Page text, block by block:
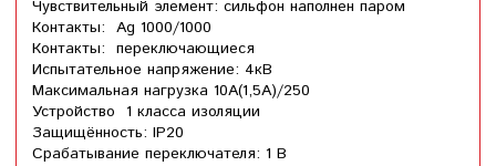
Чувствительный элемент: сильфон наполнен паром
Контакты: Ag 1000/1000
Контакты: переключающиеся
Испытательное напряжение: 4кВ
Максимальная нагрузка 10А(1,5А)/250
Устройство 1 класса изоляции
Защищённость: IP20
Срабатывание переключателя: 1 В